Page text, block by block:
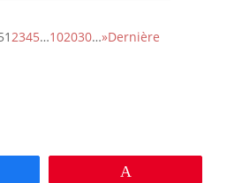
12345…102030…»Dernière